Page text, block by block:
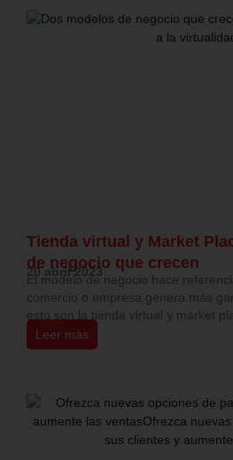
Tienda virtual y Market
de negocio que crecen
20 abril 2023
El modelo de negocio hace
comercio o empresa genera más
esto son la tienda virtual y market
Leer más